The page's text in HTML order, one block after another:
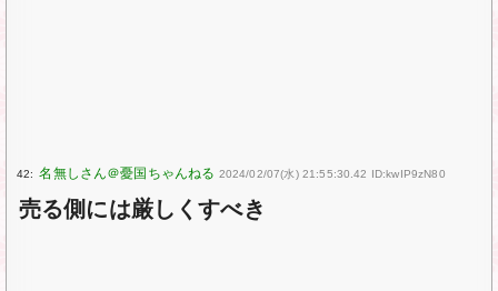
42: 2024/02/07(水) 21:55:30.42 ID:kwIP9zN80
売る側には厳しくすべき